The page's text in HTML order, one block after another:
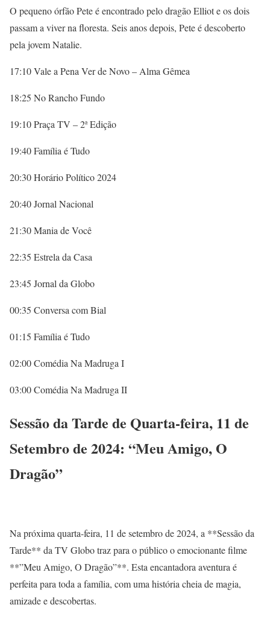
O pequeno órfão Pete é encontrado pelo dragão Elliot e os dois
passam a viver na floresta. Seis anos depois, Pete é descoberto
pela jovem Natalie.
17:10 Vale a Pena Ver de Novo – Alma Gêmea
18:25 No Rancho Fundo
19:10 Praça TV – 2ª Edição
19:40 Família é Tudo
20:30 Horário Político 2024
20:40 Jornal Nacional
21:30 Mania de Você
22:35 Estrela da Casa
23:45 Jornal da Globo
00:35 Conversa com Bial
01:15 Família é Tudo
02:00 Comédia Na Madruga I
03:00 Comédia Na Madruga II
Sessão da Tarde de Quarta-feira, 11 de
Setembro de 2024: “Meu Amigo, O
Dragão”
Na próxima quarta-feira, 11 de setembro de 2024, a **Sessão da
Tarde** da TV Globo traz para o público o emocionante filme
**”Meu Amigo, O Dragão”**. Esta encantadora aventura é
perfeita para toda a família, com uma história cheia de magia,
amizade e descobertas.